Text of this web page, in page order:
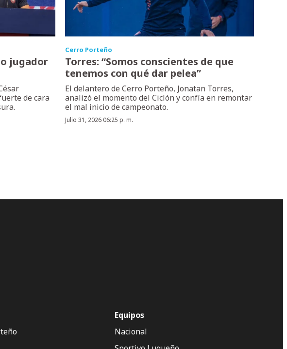
jugador
de cara
Cerro Porteño
Torres: “Somos conscientes de que
tenemos con qué dar pelea”
El delantero de Cerro Porteño, Jonatan Torres,
analizó el momento del Ciclón y confía en remontar
el mal inicio de campeonato.
Julio 31, 2026 06:25 p. m.
Equipos
Nacional